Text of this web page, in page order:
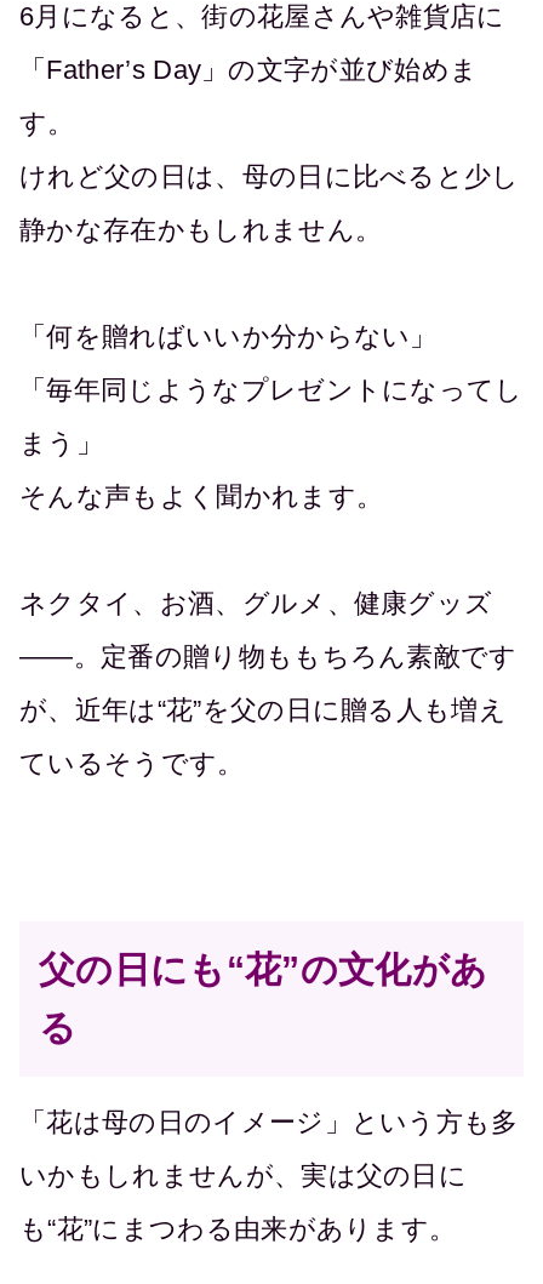
6月になると、街の花屋さんや雑貨店に
「Father’s Day」の文字が並び始めま
す。
けれど父の日は、母の日に比べると少し
静かな存在かもしれません。
「何を贈ればいいか分からない」
「毎年同じようなプレゼントになってし
まう」
そんな声もよく聞かれます。
ネクタイ、お酒、グルメ、健康グッズ
――。定番の贈り物ももちろん素敵です
が、近年は“花”を父の日に贈る人も増え
ているそうです。
父の日にも“花”の文化があ
る
「花は母の日のイメージ」という方も多
いかもしれませんが、実は父の日に
も“花”にまつわる由来があります。